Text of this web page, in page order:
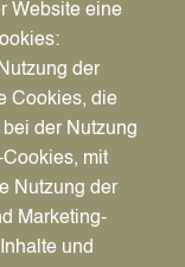
Website eine
der
Cookies, die
der Nutzung
mit
Nutzung der
Marketing-
und